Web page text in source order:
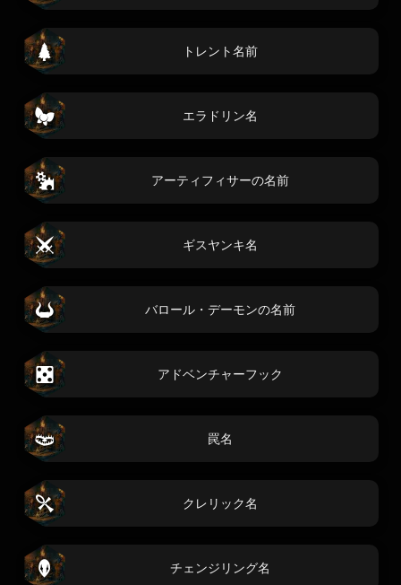
トレント名前
エラドリン名
アーティフィサーの名前
ギスヤンキ名
バロール・デーモンの名前
アドベンチャーフック
罠名
クレリック名
チェンジリング名